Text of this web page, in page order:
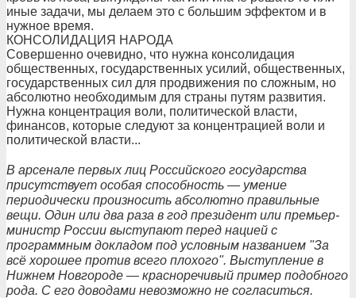
иные задачи, мы делаем это с большим эффектом и в
нужное время.
КОНСОЛИДАЦИЯ НАРОДА
Совершенно очевидно, что нужна консолидация
общественных, государственных усилий, общественных,
государственных сил для продвижения по сложным, но
абсолютно необходимым для страны путям развития.
Нужна концентрация воли, политической власти,
финансов, которые следуют за концентрацией воли и
политической власти...
В арсенале первых лиц Российского государства
присутствует особая способность — умение
периодически произносить абсолютно правильные
вещи. Один или два раза в год президент или премьер-
министр России выступают перед нацией с
программным докладом под условным названием "За
всё хорошее против всего плохого". Выступление в
Нижнем Новгороде — красноречивый пример подобного
рода. С его доводами невозможно не согласиться.